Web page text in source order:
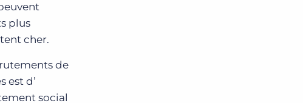
plus
cher.
de
est d’
social